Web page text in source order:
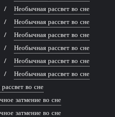
Необычная рассвет во сне
Необычная рассвет во сне
Необычная рассвет во сне
Необычная рассвет во сне
Необычная рассвет во сне
Необычная рассвет во сне
во сне
затмение во сне
затмение во сне